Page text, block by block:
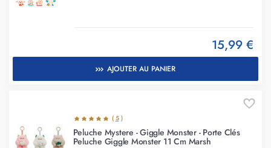
15,99 €
AJOUTER AU PANIER
( 5 )
Peluche Mystere - Giggle Monster - Porte Clés
Peluche Giggle Monster 11 Cm Marsh